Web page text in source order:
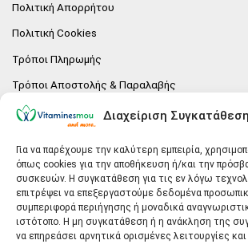
Διαχείριση
Για να παρέχουμε την καλύτερη εμπειρία,
όπως cookies για την αποθήκευση ή/και την
συσκευών. Η συγκατάθεση για τις εν λόγω
επιτρέψει να επεξεργαστούμε δεδομένα
συμπεριφορά περιήγησης ή μοναδικά
ιστότοπο. Η μη συγκατάθεση ή η ανάκληση της
να επηρεάσει αρνητικά ορισμένες λειτουργίες
Πολιτική Απορρήτου
Πολιτική Cookies
Τρόποι Πληρωμής
Τρόποι Αποστολής & Παραλαβής
Πολιτική επιστροφών
E-SHOP
Vitaminesmou.gr.
Άγιος Δημήτριος T.K.17236
Αττική